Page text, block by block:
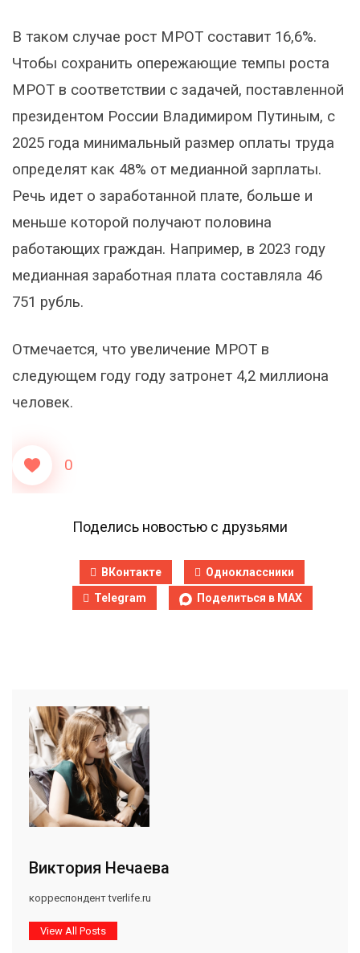
В таком случае рост МРОТ составит 16,6%.
Чтобы сохранить опережающие темпы роста
МРОТ в соответствии с задачей, поставленной
президентом России Владимиром Путиным, с
2025 года минимальный размер оплаты труда
определят как 48% от медианной зарплаты.
Речь идет о заработанной плате, больше и
меньше которой получают половина
работающих граждан. Например, в 2023 году
медианная заработная плата составляла 46
751 рубль.
Отмечается, что увеличение МРОТ в
следующем году году затронет 4,2 миллиона
человек.
0
Поделись новостью с друзьями
ВКонтакте
Одноклассники
Telegram
Поделиться в MAX
Виктория Нечаева
корреспондент tverlife.ru
View All Posts